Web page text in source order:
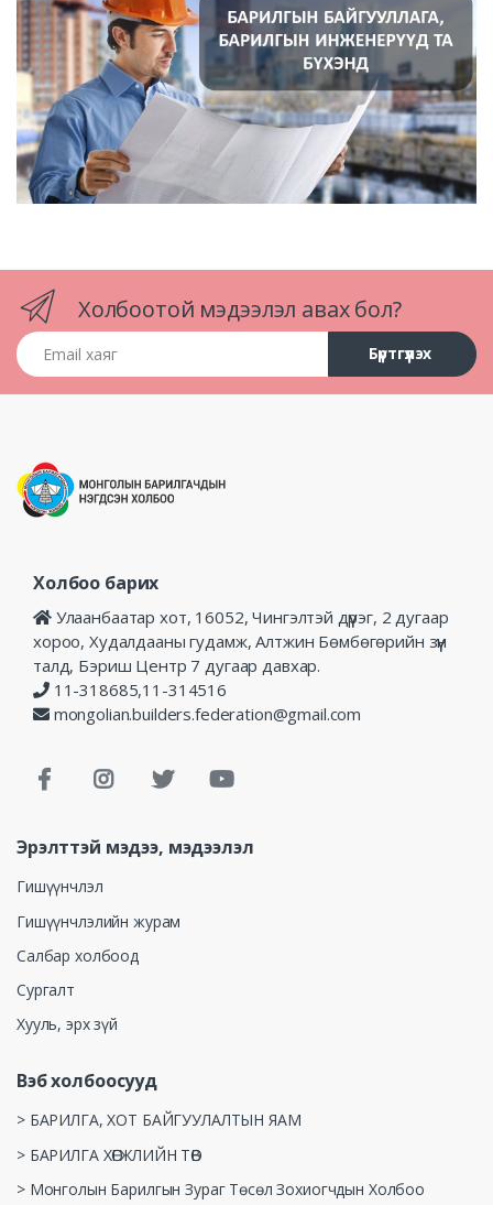
Холбоотой мэдээлэл авах бол?
Email хаяг
Бүртгүүлэх
Холбоо барих
Улаанбаатар хот, 16052, Чингэлтэй дүүрэг, 2 дугаар
хороо, Худалдааны гудамж, Алтжин Бөмбөгөрийн зүүн
талд, Бэриш Центр 7 дугаар давхар.
11-318685,11-314516
mongolian.builders.federation@gmail.com
Эрэлттэй мэдээ, мэдээлэл
Гишүүнчлэл
Гишүүнчлэлийн журам
Салбар холбоод
Сургалт
Хууль, эрх зүй
Вэб холбоосууд
> БАРИЛГА, ХОТ БАЙГУУЛАЛТЫН ЯАМ
> БАРИЛГА ХӨГЖЛИЙН ТӨВ
> Монголын Барилгын Зураг Төсөл Зохиогчдын Холбоо